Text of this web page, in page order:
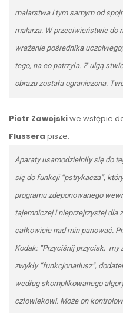
malarstwa i tym samym od
malarza. W przeciwieństwie do
wrażenie pośrednika
tego, na co patrzyła. Z ulgą
obrazu została ograniczona.
Piotr Zawojskiwe wstępie
Flussera pisze:
Aparaty usamodzielniły się do
się do funkcji “pstrykacza”,
programu zdeponowanego
tajemniczej i nieprzejrzystej dla
całkowicie nad min panować.
Kodak: “Przyciśnij przycisk, my
zwykły “funkcjonariusz”,
według skomplikowanego
człowiekowi. Może on